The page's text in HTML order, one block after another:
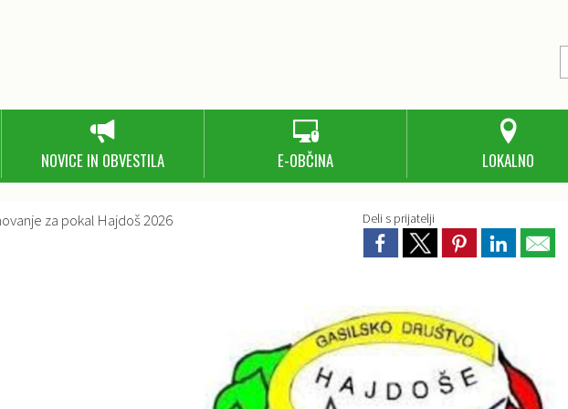
NOVICE IN OBVESTILA E-OBČINA LOKALNO
Deli s prijatelji
za pokal Hajdoš 2026